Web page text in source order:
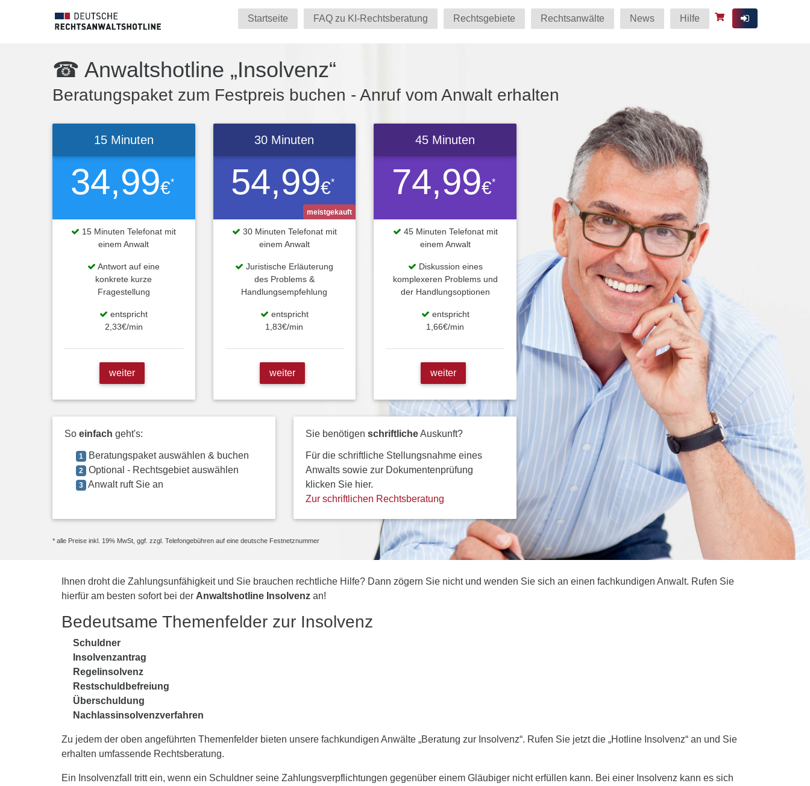
Startseite FAQ zu KI-Rechtsberatung Rechtsgebiete Rechtsanwälte News Hilfe
☎ Anwaltshotline „Insolvenz“
Beratungspaket zum Festpreis buchen - Anruf vom Anwalt erhalten
34,99€*
15 Minuten
15 Minuten Telefonat mit
einem Anwalt
Antwort auf eine
konkrete kurze
Fragestellung
entspricht
2,33€/min
weiter
54,99€*
30 Minuten
meistgekauft
30 Minuten Telefonat mit
einem Anwalt
Juristische Erläuterung
des Problems &
Handlungsempfehlung
entspricht
1,83€/min
weiter
74,99€*
45 Minuten
45 Minuten Telefonat mit
einem Anwalt
Diskussion eines
komplexeren Problems und
der Handlungsoptionen
entspricht
1,66€/min
weiter
So einfach geht's:
1 Beratungspaket auswählen & buchen
2 Optional - Rechtsgebiet auswählen
3 Anwalt ruft Sie an
Sie benötigen schriftlicheAuskunft?
Für die schriftliche Stellungsnahme eines
Anwalts sowie zur Dokumentenprüfung
klicken Sie hier.
Zur schriftlichen Rechtsberatung
* alle Preise inkl. 19% MwSt, ggf. zzgl. Telefongebühren auf eine deutsche Festnetznummer
Ihnen droht die Zahlungsunfähigkeit und Sie brauchen rechtliche Hilfe? Dann zögern Sie nicht und wenden Sie sich an einen fachkundigen Anwalt. Rufen Sie
hierfür am besten sofort bei der Anwaltshotline Insolvenz an!
Bedeutsame Themenfelder zur Insolvenz
Schuldner
Insolvenzantrag
Regelinsolvenz
Restschuldbefreiung
Überschuldung
Nachlassinsolvenzverfahren
Zu jedem der oben angeführten Themenfelder bieten unsere fachkundigen Anwälte „Beratung zur Insolvenz“. Rufen Sie jetzt die „Hotline Insolvenz“ an und Sie
erhalten umfassende Rechtsberatung.
Ein Insolvenzfall tritt ein, wenn ein Schuldner seine Zahlungsverpflichtungen gegenüber einem Gläubiger nicht erfüllen kann. Bei einer Insolvenz kann es sich